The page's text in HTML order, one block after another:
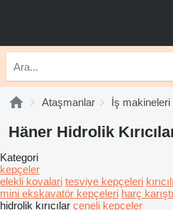
Ataşmanlar İş makineleri
Häner Hidrolik
Kategori
kepçeler
elekli kovalari tesviye kepçeleri
mini ekskavatör kepçeleri harç
hidrolik kırıcılar çeneli kepçeler